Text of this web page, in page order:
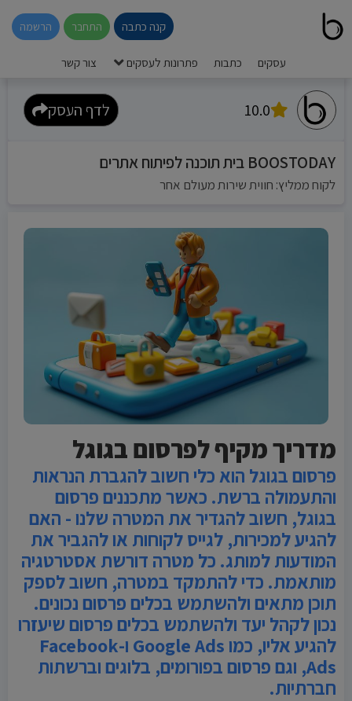
קנה כתבה התחבר הרשמה
עסקים כתבות פתרונות לעסקים צור קשר
10.0 לדף העסק
BOOSTODAY בית תוכנה לפיתוח אתרים
לקוח ממליץ: חווית שירות מעולם אחר
מדריך מקיף לפרסום בגוגל
פרסום בגוגל הוא כלי חשוב להגברת הנראות
והתעמולה ברשת. כאשר מתכננים פרסום
בגוגל, חשוב להגדיר את המטרה שלנו - האם
להגיע למכירות, לגייס לקוחות או להגביר את
המודעות למותג. כל מטרה דורשת אסטרטגיה
מותאמת. כדי להתמקד במטרה, חשוב לספק
תוכן מתאים ולהשתמש בכלים פרסום נכונים.
נכון לקהל יעד ולהשתמש בכלים פרסום שיעזרו
להגיע אליו, כמו Google Ads ו-Facebook
Ads, וגם פרסום בפורומים, בלוגים וברשתות
חברתיות.